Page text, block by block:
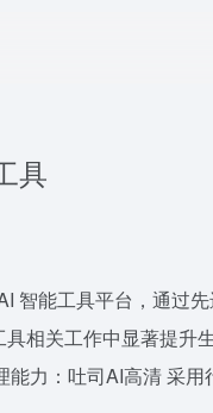
具
智能工具平台，通过
相关工作中显著提升
力：吐司AI高清 采